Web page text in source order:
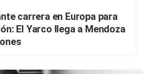
carrera en Europa para
El Yarco llega a Mendoza